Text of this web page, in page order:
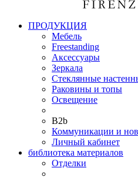
ПРОДУКЦИЯ
Мебель
Freestanding
Аксессуары
Зеркала
Стеклянные
Раковины и топы
Освещение
B2b
Коммуникации и
Личный кабинет
библиотека материалов
Отделки